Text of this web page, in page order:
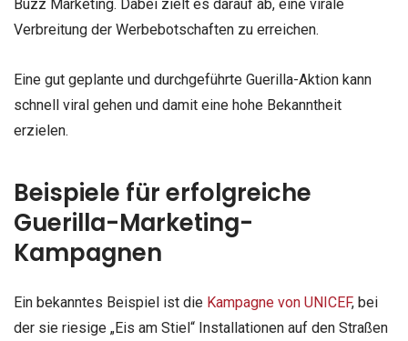
Buzz Marketing. Dabei zielt es darauf ab, eine virale
Verbreitung der Werbebotschaften zu erreichen.
Eine gut geplante und durchgeführte Guerilla-Aktion kann
schnell viral gehen und damit eine hohe Bekanntheit
erzielen.
Beispiele für erfolgreiche
Guerilla-Marketing-
Kampagnen
Ein bekanntes Beispiel ist die Kampagne von UNICEF, bei
der sie riesige „Eis am Stiel“ Installationen auf den Straßen